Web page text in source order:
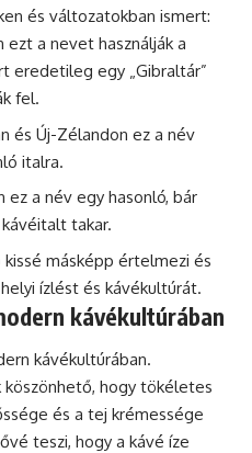
és változatokban ismert:
ezt a nevet használják a
eredetileg egy „Gibraltár”
fel.
és Új-Zélandon ez a név
italra.
ez a név egy hasonló, bár
takar.
másképp értelmezi és
ízlést és kávékultúrát.
kávékultúrában
kávékultúrában.
köszönhető, hogy tökéletes
és a tej krémessége
teszi, hogy a kávé íze